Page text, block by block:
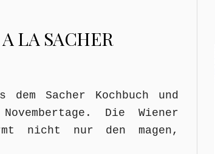
LA SACHER
Sacher Kochbuch und
Die Wiener
nicht nur den magen,